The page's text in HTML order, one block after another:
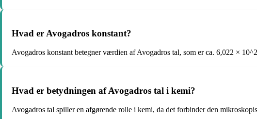
Hvad er Avogadros konstant?
Avogadros konstant betegner værdien af Avogadros tal, som er ca. 6,022 ×
Hvad er betydningen af Avogadros tal i kemi?
Avogadros tal spiller en afgørende rolle i kemi, da det forbinder den